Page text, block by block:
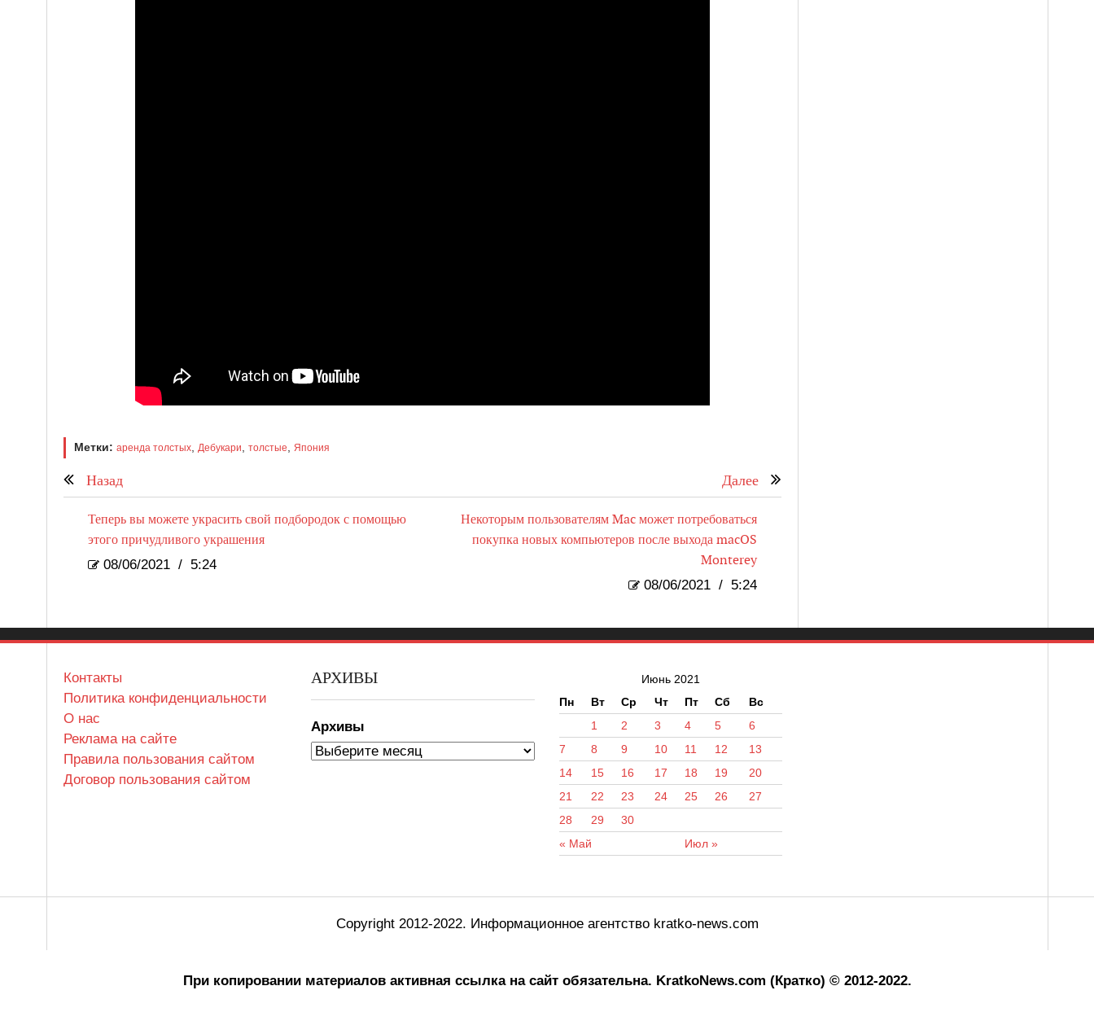
Метки: аренда толстых, Дебукари, толстые, Япония
Назад Далее
Теперь вы можете украсить свой подбородок с помощью
этого причудливого украшения
08/06/2021 / 5:24
Некоторым пользователям Mac может потребоваться
покупка новых компьютеров после выхода macOS
Monterey
08/06/2021 / 5:24
Контакты
Политика конфиденциальности
О нас
Реклама на сайте
Правила пользования сайтом
Договор пользования сайтом
АРХИВЫ
Архивы
Июнь 2021
Пн
Вт Ср Чт Пт Сб Вс
« Май Июл »
1 2 3 4 5
6
7
8 9 10 11 12
13
14
15 16 17 18 19
20
21
22 23 24 25 26
27
28
29 30
Copyright 2012-2022. Информационное агентство kratko-news.com
При копировании материалов активная ссылка на сайт обязательна. KratkoNews.com (Кратко) © 2012-2022.